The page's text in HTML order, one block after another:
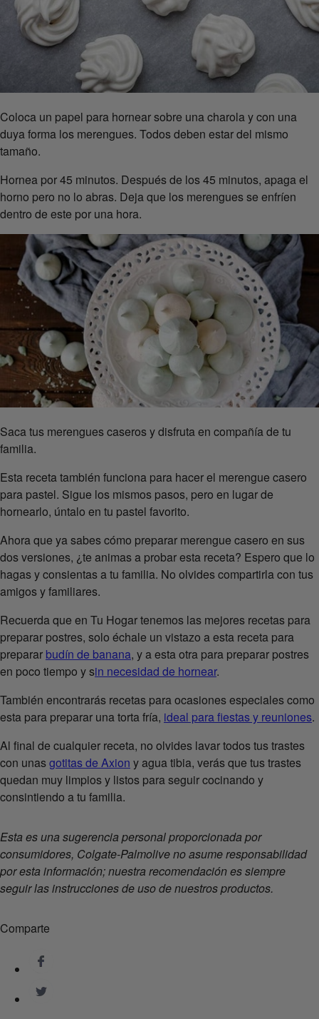
Coloca un papel para hornear sobre una charola y con una
duya forma los merengues. Todos deben estar del mismo
tamaño.
Hornea por 45 minutos. Después de los 45 minutos, apaga el
horno pero no lo abras. Deja que los merengues se enfríen
dentro de este por una hora.
Saca tus merengues caseros y disfruta en compañía de tu
familia.
Esta receta también funciona para hacer el merengue casero
para pastel. Sigue los mismos pasos, pero en lugar de
hornearlo, úntalo en tu pastel favorito.
Ahora que ya sabes cómo preparar merengue casero en sus
dos versiones, ¿te animas a probar esta receta? Espero que lo
hagas y consientas a tu familia. No olvides compartirla con tus
amigos y familiares.
Recuerda que en Tu Hogar tenemos las mejores recetas para
preparar postres, solo échale un vistazo a esta receta para
preparar budín de banana, y a esta otra para preparar postres
en poco tiempo y sin necesidad de hornear.
También encontrarás recetas para ocasiones especiales como
esta para preparar una torta fría, ideal para fiestas y reuniones.
Al final de cualquier receta, no olvides lavar todos tus trastes
con unasgotitas de Axion y agua tibia, verás que tus trastes
quedan muy limpios y listos para seguir cocinando y
consintiendo a tu familia.
Esta es una sugerencia personal proporcionada por
consumidores, Colgate-Palmolive no asume responsabilidad
por esta información; nuestra recomendación es siempre
seguir las instrucciones de uso de nuestros productos.
Comparte